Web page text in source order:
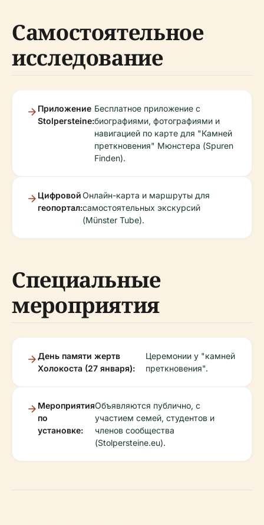
Самостоятельное
исследование
Приложение
Stolpersteine:
Бесплатное приложение с
биографиями, фотографиями и
навигацией по карте для "Камней
преткновения" Мюнстера (Spuren
Finden).
Цифровой
геопортал:
Онлайн-карта и маршруты для
самостоятельных экскурсий
(Münster Tube).
Специальные
мероприятия
День памяти жертв
Холокоста (27 января):
Церемонии у "камней
преткновения".
Мероприятия
по
установке:
Объявляются публично, с
участием семей, студентов и
членов сообщества
(Stolpersteine.eu).